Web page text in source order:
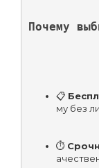
Почему
📋
му без
⏱